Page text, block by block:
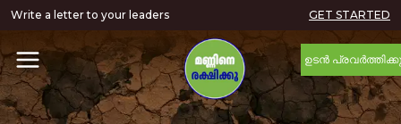
Write a letter to your leaders GET STARTED
ഉടൻ